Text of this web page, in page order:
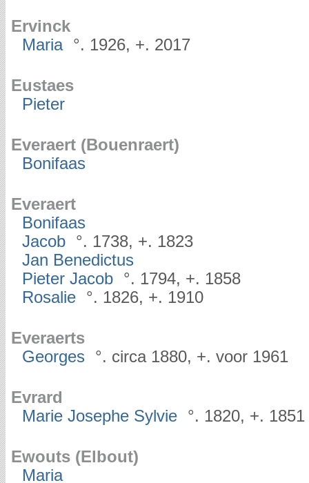
Ervinck
Maria
°. 1926, +. 2017
Eustaes
Pieter
Everaert (Bouenraert)
Bonifaas
Everaert
Bonifaas
Jacob
°. 1738, +. 1823
Jan Benedictus
Pieter Jacob
°. 1794, +. 1858
Rosalie
°. 1826, +. 1910
Everaerts
Georges
°. circa 1880, +. voor 1961
Evrard
Marie Josephe Sylvie
°. 1820, +. 1851
Ewouts (Elbout)
Maria